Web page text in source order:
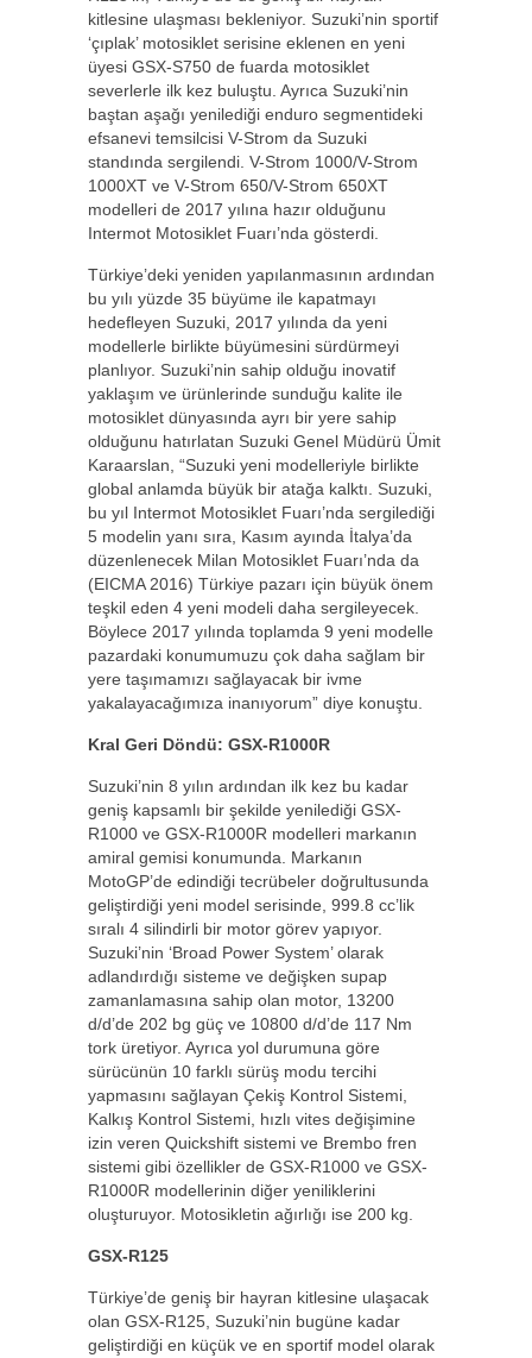
kitlesine ulaşması bekleniyor. Suzuki’nin sportif
‘çıplak’ motosiklet serisine eklenen en yeni
üyesi GSX-S750 de fuarda motosiklet
severlerle ilk kez buluştu. Ayrıca Suzuki’nin
baştan aşağı yenilediği enduro segmentideki
efsanevi temsilcisi V-Strom da Suzuki
standında sergilendi. V-Strom 1000/V-Strom
1000XT ve V-Strom 650/V-Strom 650XT
modelleri de 2017 yılına hazır olduğunu
Intermot Motosiklet Fuarı’nda gösterdi.
Türkiye’deki yeniden yapılanmasının ardından
bu yılı yüzde 35 büyüme ile kapatmayı
hedefleyen Suzuki, 2017 yılında da yeni
modellerle birlikte büyümesini sürdürmeyi
planlıyor. Suzuki’nin sahip olduğu inovatif
yaklaşım ve ürünlerinde sunduğu kalite ile
motosiklet dünyasında ayrı bir yere sahip
olduğunu hatırlatan Suzuki Genel Müdürü Ümit
Karaarslan, “Suzuki yeni modelleriyle birlikte
global anlamda büyük bir atağa kalktı. Suzuki,
bu yıl Intermot Motosiklet Fuarı’nda sergilediği
5 modelin yanı sıra, Kasım ayında İtalya’da
düzenlenecek Milan Motosiklet Fuarı’nda da
(EICMA 2016) Türkiye pazarı için büyük önem
teşkil eden 4 yeni modeli daha sergileyecek.
Böylece 2017 yılında toplamda 9 yeni modelle
pazardaki konumumuzu çok daha sağlam bir
yere taşımamızı sağlayacak bir ivme
yakalayacağımıza inanıyorum” diye konuştu.
Kral Geri Döndü: GSX-R1000R
Suzuki’nin 8 yılın ardından ilk kez bu kadar
geniş kapsamlı bir şekilde yenilediği GSX-
R1000 ve GSX-R1000R modelleri markanın
amiral gemisi konumunda. Markanın
MotoGP’de edindiği tecrübeler doğrultusunda
geliştirdiği yeni model serisinde, 999.8 cc’lik
sıralı 4 silindirli bir motor görev yapıyor.
Suzuki’nin ‘Broad Power System’ olarak
adlandırdığı sisteme ve değişken supap
zamanlamasına sahip olan motor, 13200
d/d’de 202 bg güç ve 10800 d/d’de 117 Nm
tork üretiyor. Ayrıca yol durumuna göre
sürücünün 10 farklı sürüş modu tercihi
yapmasını sağlayan Çekiş Kontrol Sistemi,
Kalkış Kontrol Sistemi, hızlı vites değişimine
izin veren Quickshift sistemi ve Brembo fren
sistemi gibi özellikler de GSX-R1000 ve GSX-
R1000R modellerinin diğer yeniliklerini
oluşturuyor. Motosikletin ağırlığı ise 200 kg.
GSX-R125
Türkiye’de geniş bir hayran kitlesine ulaşacak
olan GSX-R125, Suzuki’nin bugüne kadar
geliştirdiği en küçük ve en sportif model olarak